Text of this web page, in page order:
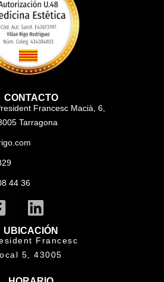
CONTACTO
Francesc Macià, 6,
Tarragona
44 36
UBICACIÓN
Francesc
5, 43005